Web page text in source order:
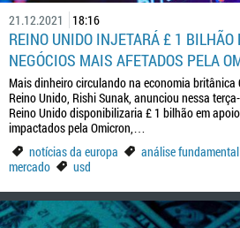
21.12.2021 18:16
REINO UNIDO INJETARÁ £ 1 BILHÃO
NEGÓCIOS MAIS AFETADOS PELA
Mais dinheiro circulando na economia britânica
Reino Unido, Rishi Sunak, anunciou nessa
Reino Unido disponibilizaria £ 1 bilhão em
impactados pela Omicron,…
notícias da europa
análise fundamental
mercado
usd